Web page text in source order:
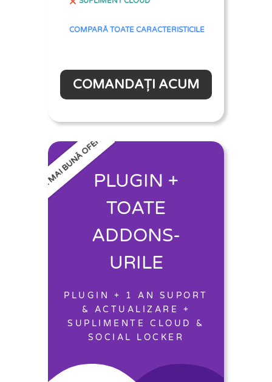
COMPARĂ TOATE CARACTERISTICILE
COMANDAȚI ACUM
CEA MAI BUNĂ OFERTĂPLUGIN +
TOATE
ADDONS-
URILE
PLUGIN + 1 AN SUPORT
& ACTUALIZARE +
SUPLIMENTE CLOUD &
SOCIAL LOCKER